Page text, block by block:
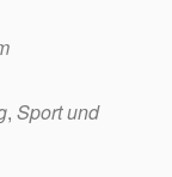
, Sport und